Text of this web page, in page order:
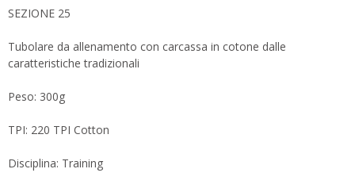
SEZIONE 25
Tubolare da allenamento con carcassa in cotone dalle
caratteristiche tradizionali
Peso: 300g
TPI: 220 TPI Cotton
Disciplina: Training